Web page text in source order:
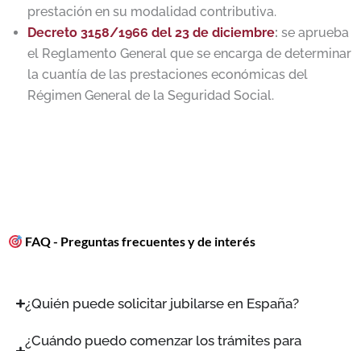
prestación en su modalidad contributiva.
Decreto 3158/1966 del 23 de diciembre: se aprueba
el Reglamento General que se encarga de determinar
la cuantía de las prestaciones económicas del
Régimen General de la Seguridad Social.
FAQ - Preguntas frecuentes y de interés
¿Quién puede solicitar jubilarse en España?
¿Cuándo puedo comenzar los trámites para